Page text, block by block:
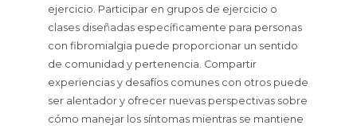
ejercicio. Participar en grupos de ejercicio o
clases diseñadas específicamente para personas
con fibromialgia puede proporcionar un sentido
de comunidad y pertenencia. Compartir
experiencias y desafíos comunes con otros puede
ser alentador y ofrecer nuevas perspectivas sobre
cómo manejar los síntomas mientras se mantiene